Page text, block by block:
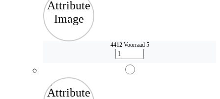
4412 Voorraad 5